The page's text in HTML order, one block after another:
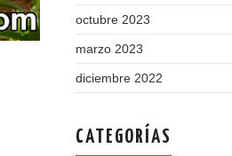
octubre 2023
marzo 2023
diciembre 2022
CATEGORÍAS